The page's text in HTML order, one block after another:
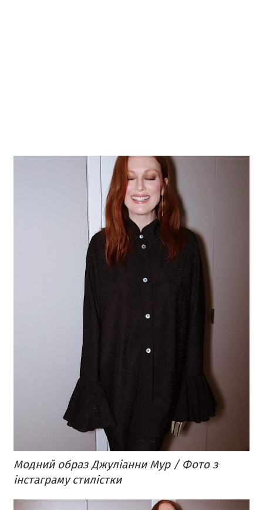
Модний образ Джуліанни Мур / Фото з
інстаграму стилістки